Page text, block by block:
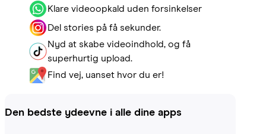
Klare videoopkald uden forsinkelser
Del stories på få sekunder.
Nyd at skabe videoindhold, og få
superhurtig upload.
Find vej, uanset hvor du er!
Den bedste ydeevne i alle dine apps